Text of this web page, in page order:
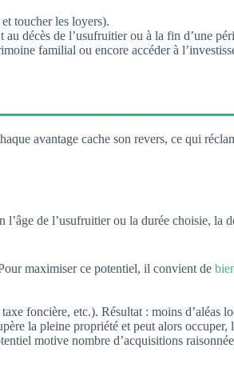
toucher les loyers).
décès de l’usufruitier ou à la fin d’une
familial ou encore accéder à
avantage cache son revers, ce qui
de l’usufruitier ou la durée choisie, la
maximiser ce potentiel, il convient de
foncière, etc.). Résultat : moins d’aléas
la pleine propriété et peut alors occuper,
motive nombre d’acquisitions